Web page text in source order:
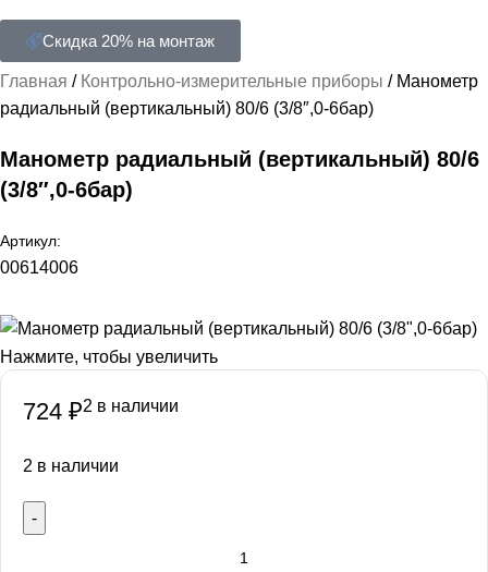
Скидка 20% на монтаж
Главная Контрольно-измерительные приборы
Манометр
радиальный (вертикальный) 80/6 (3/8″,0-6бар)
Манометр радиальный (вертикальный) 80/6
(3/8″,0-6бар)
Артикул:
00614006
Нажмите, чтобы увеличить
724 ₽2 в наличии
2 в наличии